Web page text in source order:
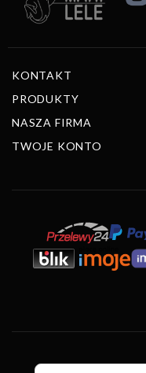
KONTAKT
PRODUKTY
NASZA FIRMA
TWOJE KONTO